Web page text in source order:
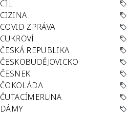
CÍL
CIZINA
COVID ZPRÁVA
CUKROVÍ
ČESKÁ REPUBLIKA
ČESKOBUDĚJOVICKO
ČESNEK
ČOKOLÁDA
ČUTACÍMERUNA
DÁMY